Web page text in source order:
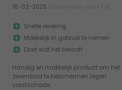
16-02-2025
Handig en makkelijk product om het
zwembad te beschermen tegen
vorstschade.
Snelle levering
Makkelijk in gebruik te nemen
Doet wat het belooft